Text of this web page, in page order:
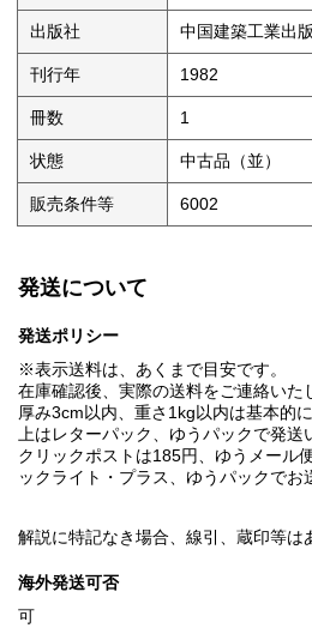
出版社 中国建築工業出
刊行年 1982
冊数 1
状態 中古品（並）
販売条件等 6002
発送について
発送ポリシー
※表示送料は、あくまで目安です。
在庫確認後、実際の送料をご連絡いた
厚み3cm以内、重さ1kg以内は基本的
上はレターパック、ゆうパックで発送
クリックポストは185円、ゆうメール
ックライト・プラス、ゆうパックでお
解説に特記なき場合、線引、蔵印等は
海外発送可否
可